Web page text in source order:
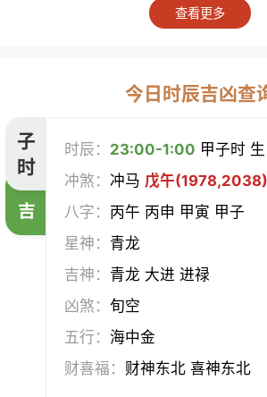
平治道涂 造桥
造仓 修饰垣墙 造船
造畜稠 盖屋
经络 酝酿 造车器
查看更多
今日时辰吉凶查
子
时
吉
时辰： 23:00-1:00 甲子时
冲煞：冲马 戊午(1978,2038)
八字： 丙午 丙申 甲寅 甲子
星神： 青龙
吉神： 青龙 大进 进禄
凶煞：旬空
五行：海中金
财喜福： 财神东北 喜神东北